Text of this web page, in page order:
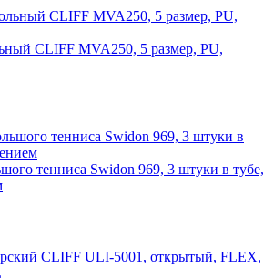
CLIFF MVA250, 5 размер, PU,
тенниса Swidon 969, 3 штуки в тубе,